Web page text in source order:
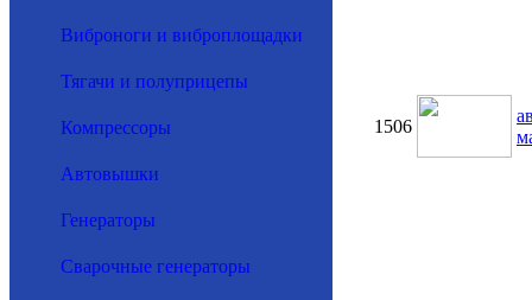
Виброноги и виброплощадки
Тягачи и полуприцепы
Компрессоры
Автовышки
Генераторы
Сварочные генераторы
1506